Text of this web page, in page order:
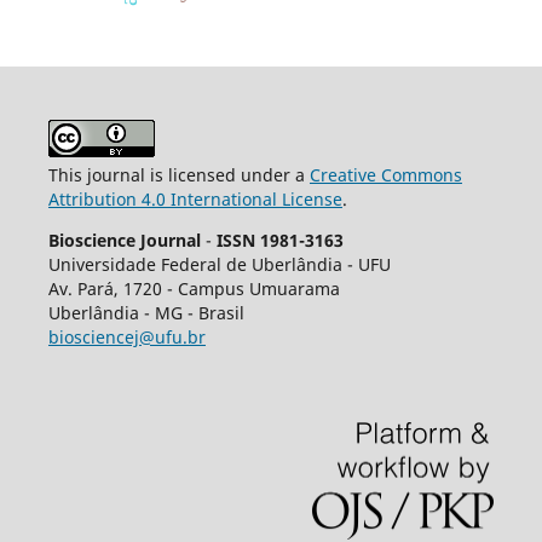
This journal is licensed under a Creative Commons
Attribution 4.0 International License.
Bioscience Journal - ISSN 1981-3163
Universidade Federal de Uberlândia - UFU
Av. Pará, 1720 - Campus Umuarama
Uberlândia - MG - Brasil
biosciencej@ufu.br